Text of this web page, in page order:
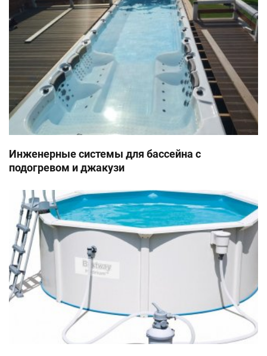
Инженерные системы для бассейна с
подогревом и джакузи